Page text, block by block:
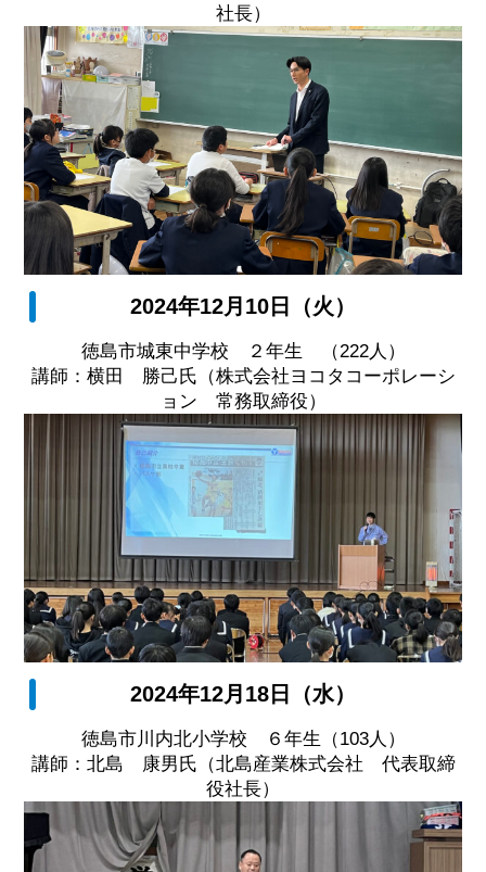
社長）
2024年12月10日（火）
徳島市城東中学校 ２年生 （222人）
講師：横田 勝己氏（株式会社ヨコタコーポレーシ
ョン 常務取締役）
2024年12月18日（水）
徳島市川内北小学校 ６年生（103人）
講師：北島 康男氏（北島産業株式会社 代表取締
役社長）